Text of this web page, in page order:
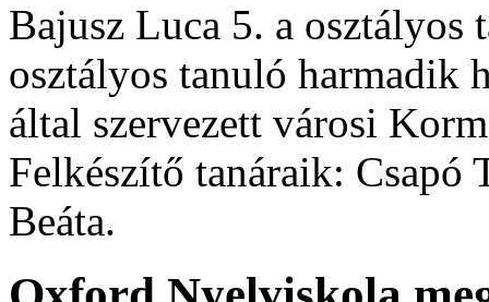
Bajusz Luca 5. a osztályos
osztályos tanuló harmadik
által szervezett városi
Felkészítő tanáraik: Csapó
Beáta.